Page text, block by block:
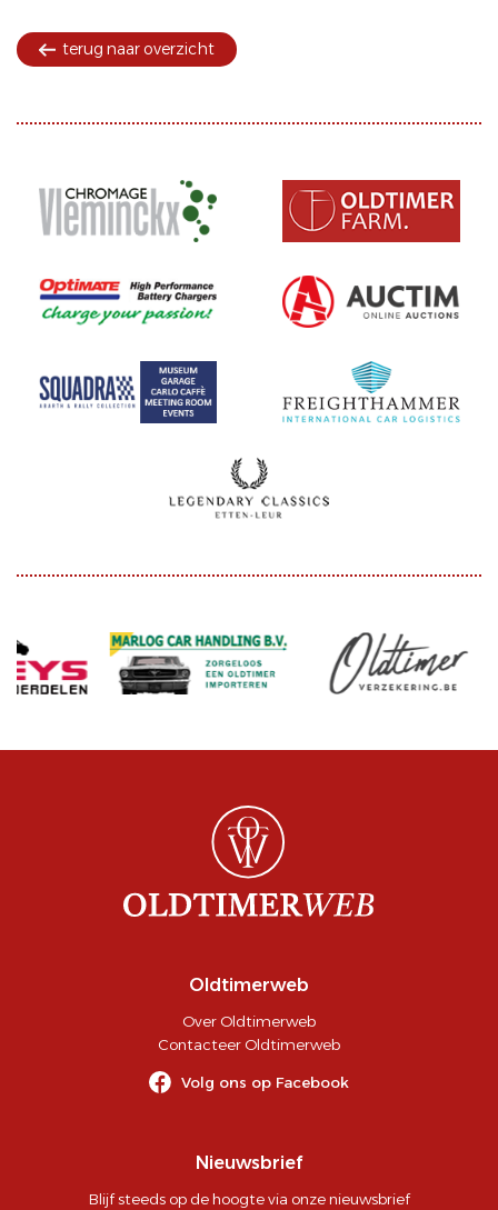
terug naar overzicht
Oldtimerweb
Over Oldtimerweb
Contacteer Oldtimerweb
Volg ons op Facebook
Nieuwsbrief
Blijf steeds op de hoogte via onze nieuwsbrief